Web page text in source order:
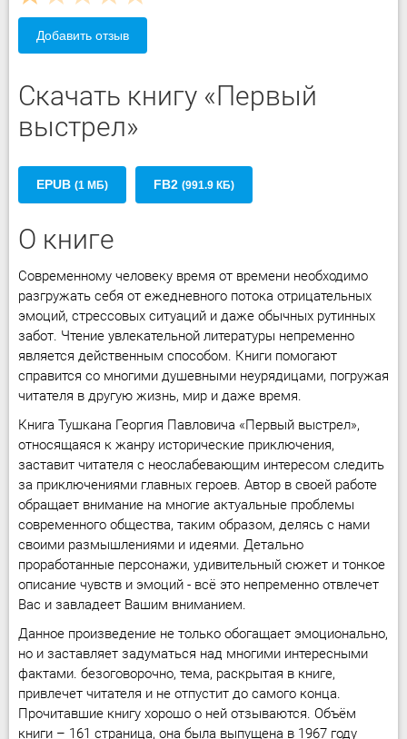
Добавить отзыв
Скачать книгу «Первый
выстрел»
EPUB (1 МБ) FB2 (991.9 КБ)
О книге
Современному человеку время от времени необходимо
разгружать себя от ежедневного потока отрицательных
эмоций, стрессовых ситуаций и даже обычных рутинных
забот. Чтение увлекательной литературы непременно
является действенным способом. Книги помогают
справится со многими душевными неурядицами, погружая
читателя в другую жизнь, мир и даже время.
Книга Тушкана Георгия Павловича «Первый выстрел»,
относящаяся к жанру исторические приключения,
заставит читателя с неослабевающим интересом следить
за приключениями главных героев. Автор в своей работе
обращает внимание на многие актуальные проблемы
современного общества, таким образом, делясь с нами
своими размышлениями и идеями. Детально
проработанные персонажи, удивительный сюжет и тонкое
описание чувств и эмоций - всё это непременно отвлечет
Вас и завладеет Вашим вниманием.
Данное произведение не только обогащает эмоционально,
но и заставляет задуматься над многими интересными
фактами. безоговорочно, тема, раскрытая в книге,
привлечет читателя и не отпустит до самого конца.
Прочитавшие книгу хорошо о ней отзываются. Объём
книги – 161 страница, она была выпущена в 1967 году